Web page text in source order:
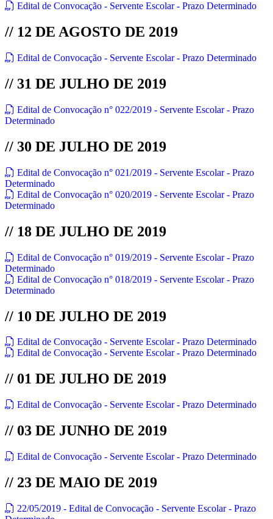
Edital de Convocação - Servente Escolar - Prazo Determinado
// 12 DE AGOSTO DE 2019
Edital de Convocação - Servente Escolar - Prazo Determinado
// 31 DE JULHO DE 2019
Edital de Convocação n° 022/2019 - Servente Escolar - Prazo
Determinado
// 30 DE JULHO DE 2019
Edital de Convocação n° 021/2019 - Servente Escolar - Prazo
Determinado
Edital de Convocação n° 020/2019 - Servente Escolar - Prazo
Determinado
// 18 DE JULHO DE 2019
Edital de Convocação n° 019/2019 - Servente Escolar - Prazo
Determinado
Edital de Convocação n° 018/2019 - Servente Escolar - Prazo
Determinado
// 10 DE JULHO DE 2019
Edital de Convocação - Servente Escolar - Prazo Determinado
Edital de Convocação - Servente Escolar - Prazo Determinado
// 01 DE JULHO DE 2019
Edital de Convocação - Servente Escolar - Prazo Determinado
// 03 DE JUNHO DE 2019
Edital de Convocação - Servente Escolar - Prazo Determinado
// 23 DE MAIO DE 2019
22/05/2019 - Edital de Convocação - Servente Escolar - Prazo